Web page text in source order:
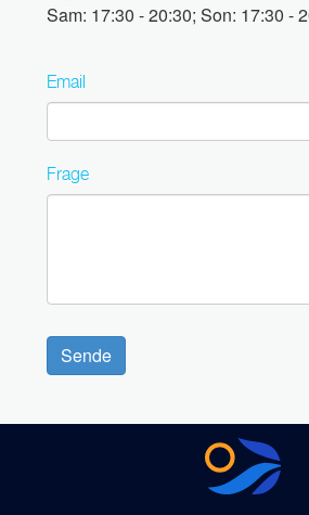
Sam: 17:30 - 20:30; Son: 17:30 -
Email
Frage
Sende